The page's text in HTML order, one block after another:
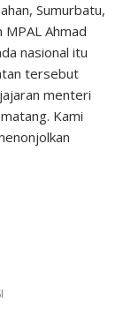
Sumurbatu,
Ahmad
nasional itu
tersebut
menteri
Kami